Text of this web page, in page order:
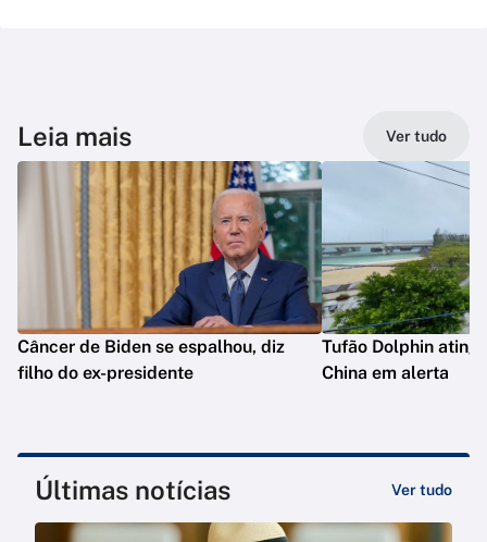
Leia mais Ver tudo
Câncer de Biden se espalhou, diz
filho do ex-presidente
Tufão Dolphin
China em alerta
Últimas notícias Ver tudo